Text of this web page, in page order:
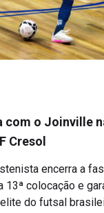
com o Joinville
Cresol
encerra a
13ª colocação e
do futsal